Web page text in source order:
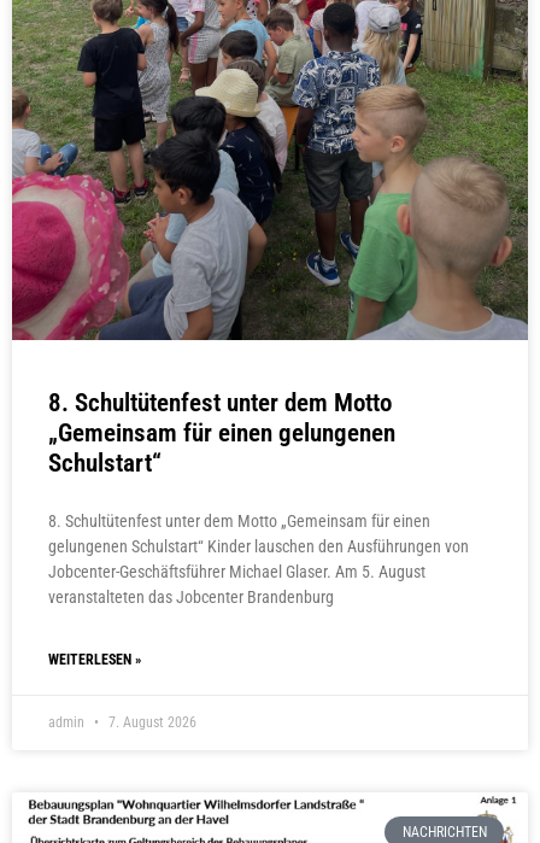
8. Schultütenfest unter dem Motto
„Gemeinsam für einen gelungenen
Schulstart“
8. Schultütenfest unter dem Motto „Gemeinsam für einen
gelungenen Schulstart“ Kinder lauschen den Ausführungen von
Jobcenter-Geschäftsführer Michael Glaser. Am 5. August
veranstalteten das Jobcenter Brandenburg
WEITERLESEN »
admin 7. August 2026
NACHRICHTEN